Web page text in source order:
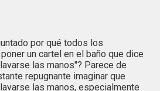
por qué todos los
un cartel en el baño que dice
las manos"? Parece de
repugnante imaginar que
las manos, especialmente